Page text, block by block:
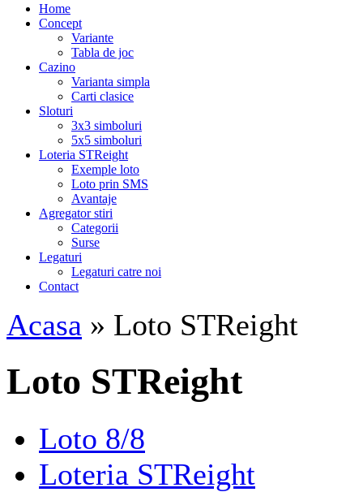
Home
Concept
Variante
Tabla de joc
Cazino
Varianta simpla
Carti clasice
Sloturi
3x3 simboluri
5x5 simboluri
Loteria STReight
Exemple loto
Loto prin SMS
Avantaje
Agregator stiri
Categorii
Surse
Legaturi
Legaturi catre noi
Contact
Acasa » Loto STReight
Loto STReight
Loto 8/8
Loteria STReight